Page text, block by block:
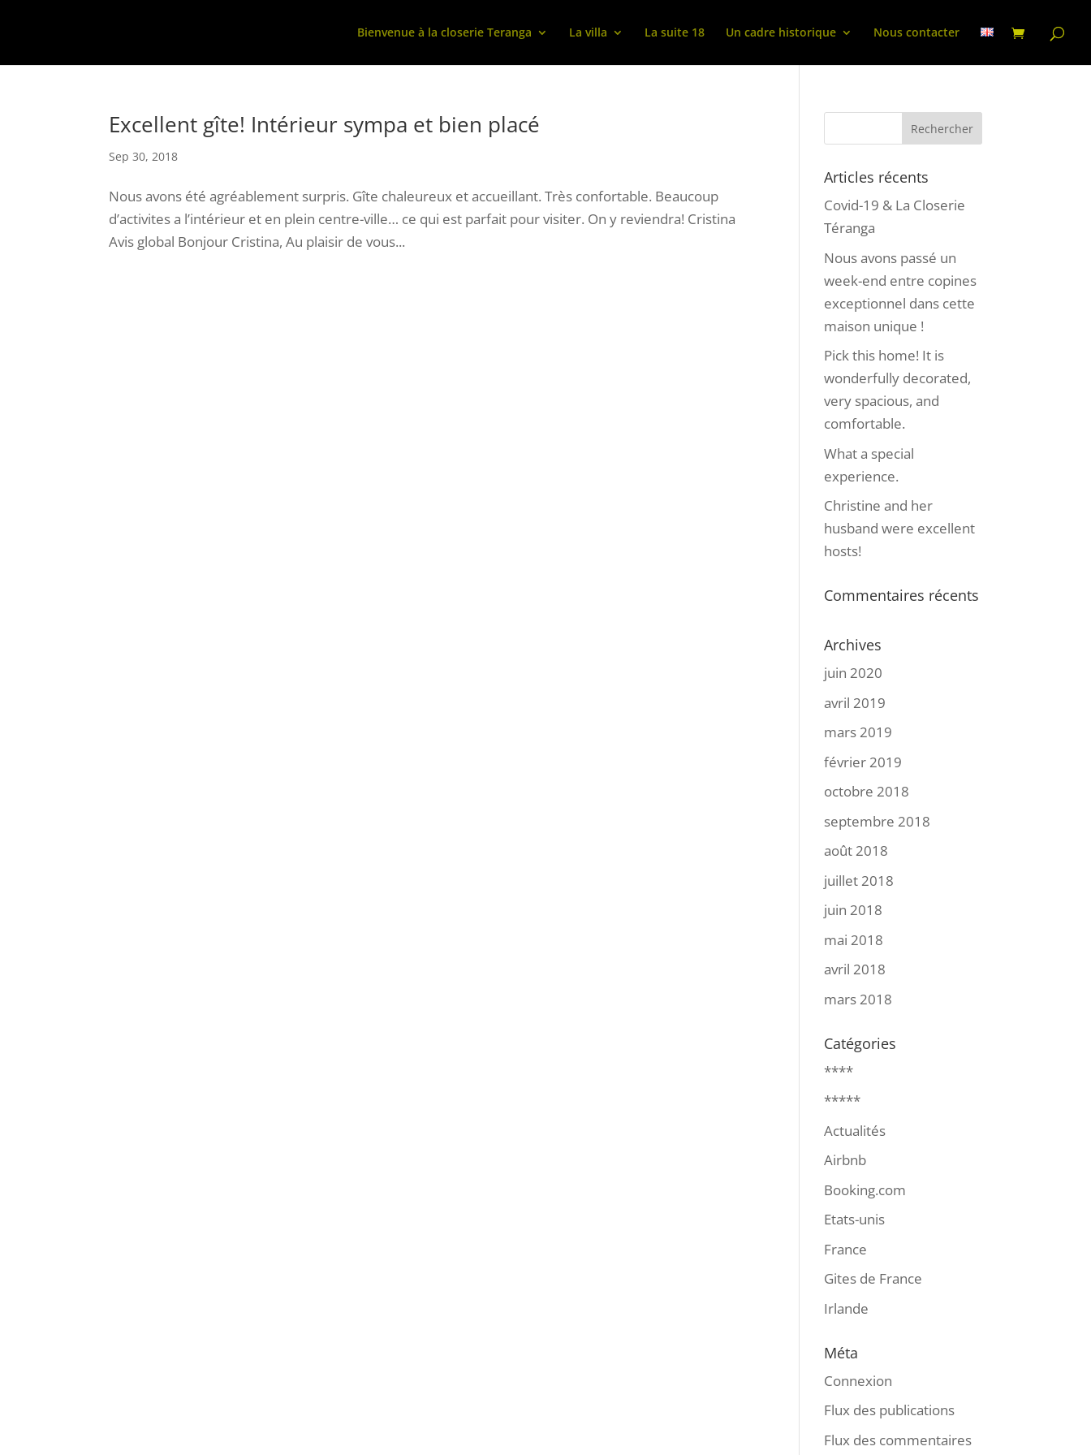
Bienvenue à la closerie Teranga La villa La suite 18 Un cadre historique Nous contacter
Excellent gîte! Intérieur sympa et bien placé
Sep 30, 2018
Nous avons été agréablement surpris. Gîte chaleureux et accueillant. Très confortable. Beaucoup
d’activites a l’intérieur et en plein centre-ville… ce qui est parfait pour visiter. On y reviendra! Cristina
Avis global Bonjour Cristina, Au plaisir de vous...
Articles récents
Covid-19 & La Closerie
Téranga
Nous avons passé un
week-end entre copines
exceptionnel dans cette
maison unique !
Pick this home! It is
wonderfully decorated,
very spacious, and
comfortable.
What a special
experience.
Christine and her
husband were excellent
hosts!
Commentaires récents
Archives
juin 2020
avril 2019
mars 2019
février 2019
octobre 2018
septembre 2018
août 2018
juillet 2018
juin 2018
mai 2018
avril 2018
mars 2018
Catégories
****
*****
Actualités
Airbnb
Booking.com
Etats-unis
France
Gites de France
Irlande
Méta
Connexion
Flux des publications
Flux des commentaires